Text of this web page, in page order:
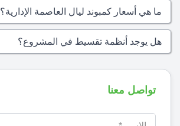
ما هي أسعار كمبوند ليال العاصمة الإدارية؟
هل يوجد أنظمة تقسيط في المشروع؟
تواصل معنا